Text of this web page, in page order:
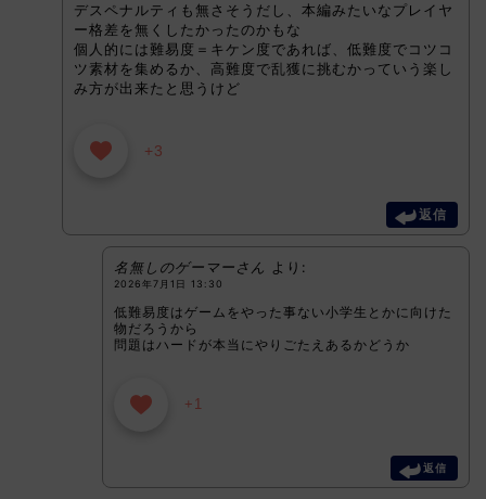
デスペナルティも無さそうだし、本編みたいなプレイヤ
ー格差を無くしたかったのかもな
個人的には難易度＝キケン度であれば、低難度でコツコ
ツ素材を集めるか、高難度で乱獲に挑むかっていう楽し
み方が出来たと思うけど
+3
返信
名無しのゲーマーさん より:
2026年7月1日 13:30
低難易度はゲームをやった事ない小学生とかに向けた
物だろうから
問題はハードが本当にやりごたえあるかどうか
+1
返信